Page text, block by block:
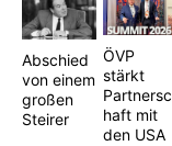
Abschied
von einem
großen
Steirer
ÖVP
stärkt
Partnersc
haft mit
den USA